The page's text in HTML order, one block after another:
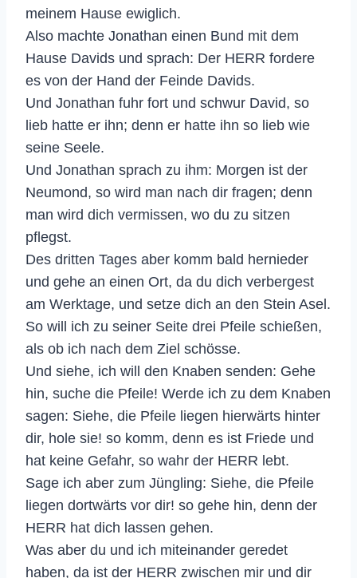
meinem Hause ewiglich.
Also machte Jonathan einen Bund mit dem
Hause Davids und sprach: Der HERR fordere
es von der Hand der Feinde Davids.
Und Jonathan fuhr fort und schwur David, so
lieb hatte er ihn; denn er hatte ihn so lieb wie
seine Seele.
Und Jonathan sprach zu ihm: Morgen ist der
Neumond, so wird man nach dir fragen; denn
man wird dich vermissen, wo du zu sitzen
pflegst.
Des dritten Tages aber komm bald hernieder
und gehe an einen Ort, da du dich verbergest
am Werktage, und setze dich an den Stein Asel.
So will ich zu seiner Seite drei Pfeile schießen,
als ob ich nach dem Ziel schösse.
Und siehe, ich will den Knaben senden: Gehe
hin, suche die Pfeile! Werde ich zu dem Knaben
sagen: Siehe, die Pfeile liegen hierwärts hinter
dir, hole sie! so komm, denn es ist Friede und
hat keine Gefahr, so wahr der HERR lebt.
Sage ich aber zum Jüngling: Siehe, die Pfeile
liegen dortwärts vor dir! so gehe hin, denn der
HERR hat dich lassen gehen.
Was aber du und ich miteinander geredet
haben, da ist der HERR zwischen mir und dir